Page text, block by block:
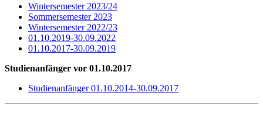
Wintersemester 2023/24
Sommersemester 2023
Wintersemester 2022/23
01.10.2019-30.09.2022
01.10.2017-30.09.2019
Studienanfänger vor 01.10.2017
Studienanfänger 01.10.2014-30.09.2017